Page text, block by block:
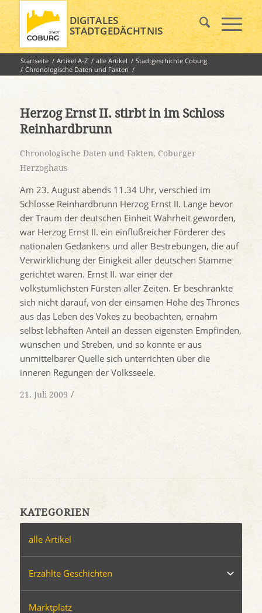
DIGITALES
STADTGEDÄCHTNIS
Startseite / Artikel A-Z / alle Artikel / Stadtgeschichte Coburg
/ Chronologische Daten und Fakten /
Herzog Ernst II. stirbt in im Schloss Reinhardbrunn
Herzog Ernst II. stirbt in im Schloss
Reinhardbrunn
Chronologische Daten und Fakten, Coburger
Herzoghaus
Am 23. August abends 11.34 Uhr, verschied im
Schlosse Reinhardbrunn Herzog Ernst II. Lange bevor
der Traum der deutschen Einheit Wahrheit geworden,
war Herzog Ernst II. ein einflußreicher Förderer des
nationalen Gedankens und aller Bestrebungen, die auf
Verwirklichung der Einigkeit aller deutschen Stämme
gerichtet waren. Ernst II. war einer der
volkstümlichsten Fürsten aller Zeiten. Er beschränkte
sich nicht darauf, von der einsamen Höhe des Thrones
aus das Leben des Vokes zu beobachten, ernahm
selbst lebhaften Anteil an dessen eigensten Empfinden,
wünschen und Streben, und so konnte er aus
unmittelbarer Quelle sich unterrichten über die
inneren Regungen der Volksseele.
21. Juli 2009 /
KATEGORIEN
alle Artikel
Erzählte Geschichten
Marktplatz